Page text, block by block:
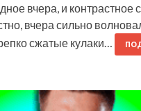
вчера, и контрастное
вчера сильно
сжатые кулаки…